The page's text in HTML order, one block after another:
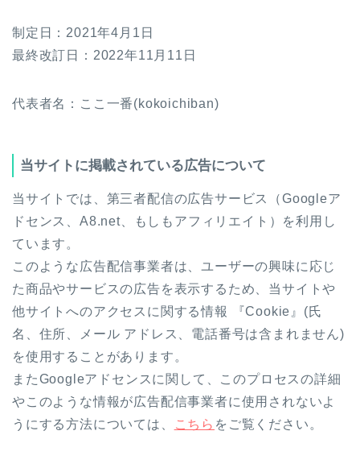
制定日：2021年4月1日
最終改訂日：2022年11月11日
代表者名：ここ一番(kokoichiban)
当サイトに掲載されている広告について
当サイトでは、第三者配信の広告サービス（Googleア
ドセンス、A8.net、もしもアフィリエイト）を利用し
ています。
このような広告配信事業者は、ユーザーの興味に応じ
た商品やサービスの広告を表示するため、当サイトや
他サイトへのアクセスに関する情報 『Cookie』(氏
名、住所、メール アドレス、電話番号は含まれません)
を使用することがあります。
またGoogleアドセンスに関して、このプロセスの詳細
やこのような情報が広告配信事業者に使用されないよ
うにする方法については、
こちら をご覧ください。